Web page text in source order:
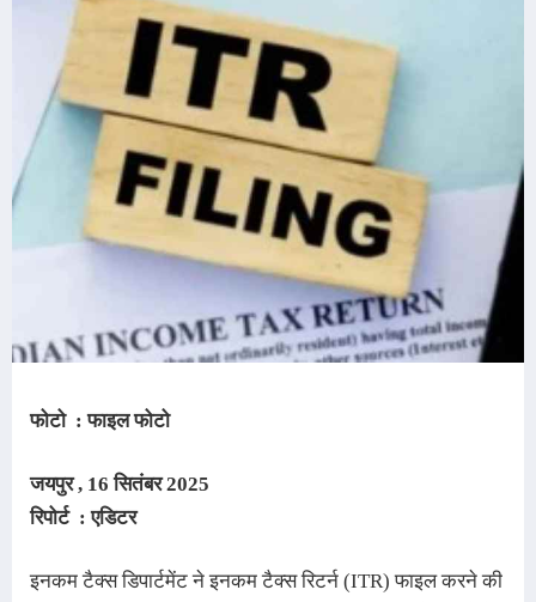
फोटो : फाइल फोटो
जयपुर , 16 सितंबर 2025
रिपोर्ट : एडिटर
इनकम टैक्स डिपार्टमेंट ने इनकम टैक्स रिटर्न (ITR) फाइल करने की